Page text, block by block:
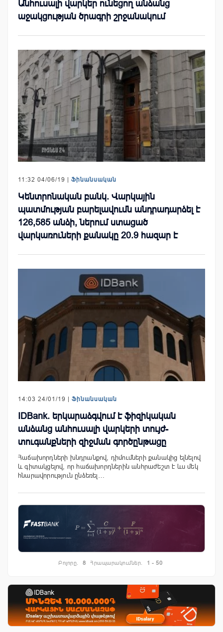
Անհուսալի վարկեր ունեցող անձանց
աջակցության ծրագրի շրջանակում
11:32 04/06/19 | Ֆինանսական
Կենտրոնական բանկ. Վարկային
պատմության բարելավումն անդրադարձել է
126,585 անձի, ներում ստացած
վարկառուների քանակը 20.9 հազար է
14:03 24/01/19 | Ֆինանսական
IDBank. երկարաձգվում է ֆիզիկական
անձանց անհուսալի վարկերի տույժ-
տուգանքների զիջման գործընթացը
Հաճախորդների խնդրանքով, դիմումների քանակից ելնելով
և գիտակցելով, որ հաճախորդներին անհրաժեշտ է ևս մեկ
հնարավորություն ընձեռել…
Բոլորը. 8 Հրապարակումներ. 1 - 50